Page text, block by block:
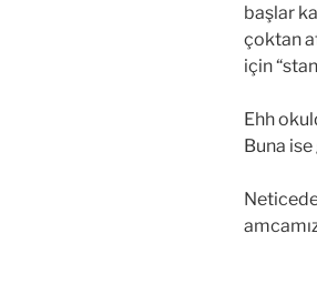
başlar
çoktan
için
Ehh
Buna